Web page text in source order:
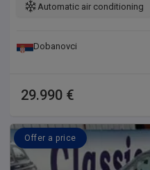
Automatic air conditioning
Dobanovci
29.990 €
Offer a price